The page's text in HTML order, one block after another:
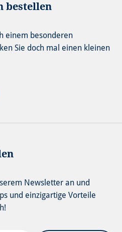
bestellen
einem besonderen
Sie doch mal einen kleinen
Newsletter an und
und einzigartige Vorteile